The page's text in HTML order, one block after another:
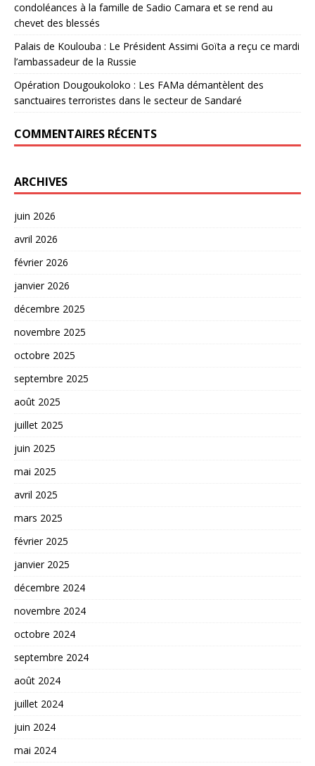
condoléances à la famille de Sadio Camara et se rend au
chevet des blessés
Palais de Koulouba : Le Président Assimi Goïta a reçu ce mardi
l’ambassadeur de la Russie
Opération Dougoukoloko : Les FAMa démantèlent des
sanctuaires terroristes dans le secteur de Sandaré
COMMENTAIRES RÉCENTS
ARCHIVES
juin 2026
avril 2026
février 2026
janvier 2026
décembre 2025
novembre 2025
octobre 2025
septembre 2025
août 2025
juillet 2025
juin 2025
mai 2025
avril 2025
mars 2025
février 2025
janvier 2025
décembre 2024
novembre 2024
octobre 2024
septembre 2024
août 2024
juillet 2024
juin 2024
mai 2024